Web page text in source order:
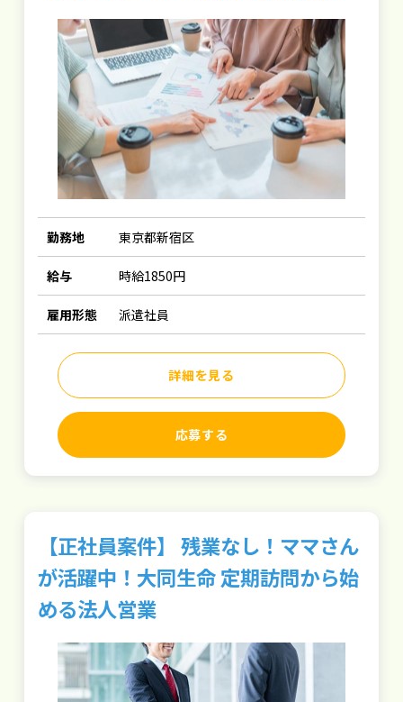
勤務地 東京都新宿区
給与 時給1850円
雇用形態 派遣社員
詳細を見る
応募する
【正社員案件】 残業なし！ママさん
が活躍中！大同生命 定期訪問から始
める法人営業